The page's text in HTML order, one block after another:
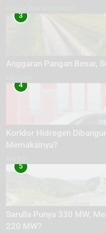
3
Anggaran Pangan Besar,
4
Koridor Hidrogen
Memakainya?
5
Sarulla Punya 330 MW,
220 MW?